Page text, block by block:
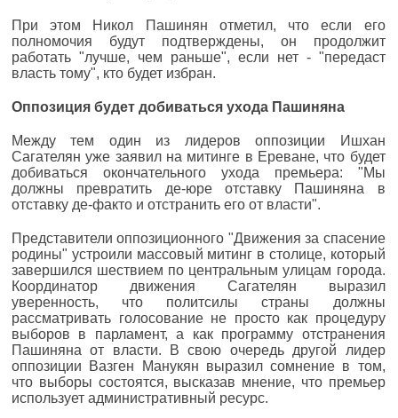
При этом Никол Пашинян отметил, что если его
полномочия будут подтверждены, он продолжит
работать "лучше, чем раньше", если нет - "передаст
власть тому", кто будет избран.
Оппозиция будет добиваться ухода Пашиняна
Между тем один из лидеров оппозиции Ишхан
Сагателян уже заявил на митинге в Ереване, что будет
добиваться окончательного ухода премьера: "Мы
должны превратить де-юре отставку Пашиняна в
отставку де-факто и отстранить его от власти".
Представители оппозиционного "Движения за спасение
родины" устроили массовый митинг в столице, который
завершился шествием по центральным улицам города.
Координатор движения Сагателян выразил
уверенность, что политсилы страны должны
рассматривать голосование не просто как процедуру
выборов в парламент, а как программу отстранения
Пашиняна от власти. В свою очередь другой лидер
оппозиции Вазген Манукян выразил сомнение в том,
что выборы состоятся, высказав мнение, что премьер
использует административный ресурс.